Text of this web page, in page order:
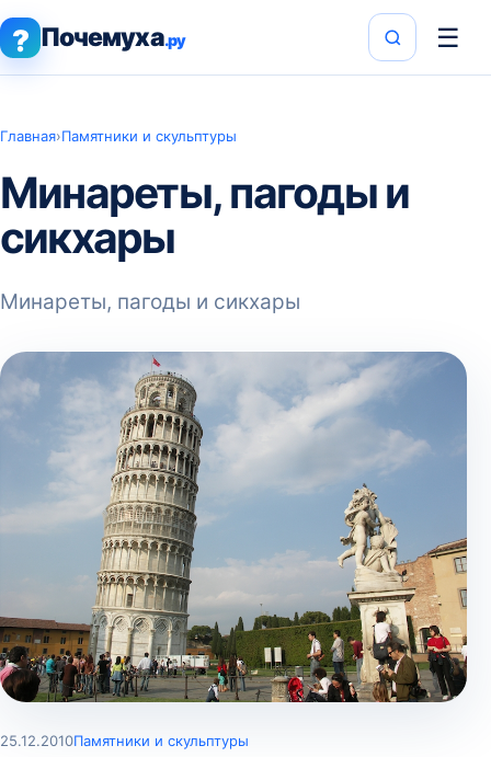
? Почемуха.ру ☰
Главная›Памятники и скульптуры
Минареты, пагоды и
сикхары
Минареты, пагоды и сикхары
25.12.2010Памятники и скульптуры